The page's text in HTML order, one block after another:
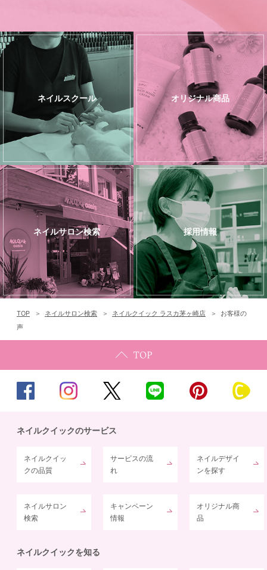
ネイルスクール オリジナル商品
ネイルサロン検索 採用情報
TOP ネイルサロン検索 ネイルクイック ラスカ茅ヶ崎店
お客様の
声
ネイルクイックのサービス
ネイルクイッ
クの品質
サービスの流
れ
ネイルデザイ
ンを探す
ネイルサロン
検索
キャンペーン
情報
オリジナル商
品
ネイルクイックを知る